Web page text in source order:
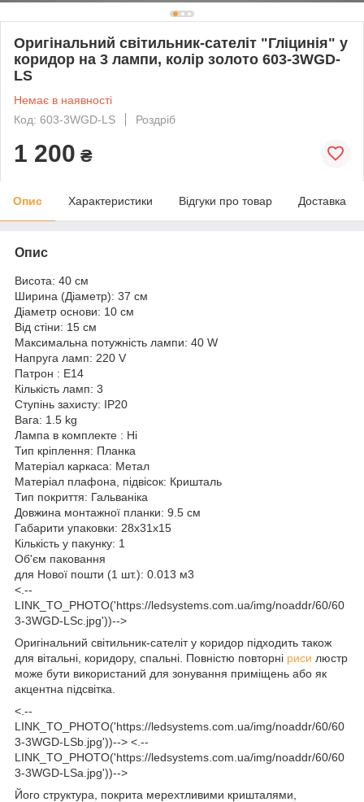
Оригінальний світильник-сателіт "Гліцинія" у
коридор на 3 лампи, колір золото 603-3WGD-
LS
Немає в наявності
Код: 603-3WGD-LS
Роздріб
1 200 ₴
Опис Характеристики Відгуки про товар Доставка
Опис
Висота: 40 см
Ширина (Діаметр): 37 см
Діаметр основи: 10 см
Від стіни: 15 см
Максимальна потужність лампи: 40 W
Напруга ламп: 220 V
Патрон : E14
Кількість ламп: 3
Ступінь захисту: IP20
Вага: 1.5 kg
Лампа в комплекте : Ні
Тип кріплення: Планка
Матеріал каркаса: Метал
Матеріал плафона, підвісок: Кришталь
Тип покриття: Гальваніка
Довжина монтажної планки: 9.5 см
Габарити упаковки: 28x31x15
Кількість у пакунку: 1
Об'єм паковання
для Нової пошти (1 шт.): 0.013 м3
<.--
LINK_TO_PHOTO('https://ledsystems.com.ua/img/noaddr/60/60
3-3WGD-LSc.jpg'))-->
Оригінальний світильник-сателіт у коридор підходить також
для вітальні, коридору, спальні. Повністю повторні риси люстр
може бути використаний для зонування приміщень або як
акцентна підсвітка.
<.--
LINK_TO_PHOTO('https://ledsystems.com.ua/img/noaddr/60/60
3-3WGD-LSb.jpg'))--> <.--
LINK_TO_PHOTO('https://ledsystems.com.ua/img/noaddr/60/60
3-3WGD-LSa.jpg'))-->
Його структура, покрита мерехтливими кришталями,